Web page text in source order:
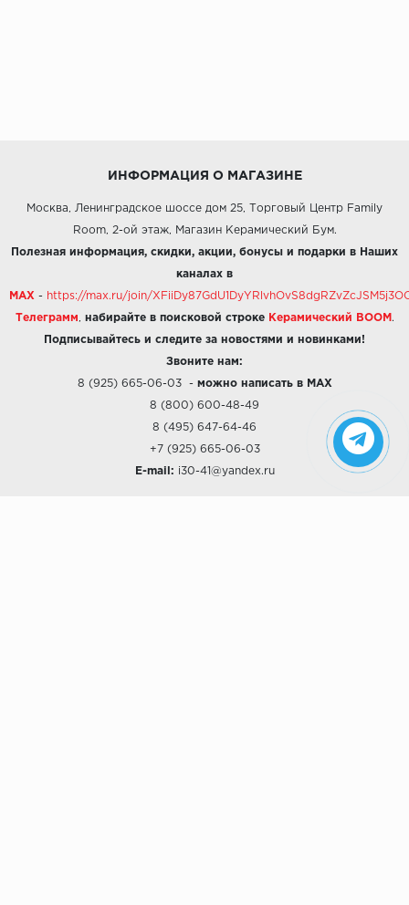
ИНФОРМАЦИЯ О МАГАЗИНЕ
Москва, Ленинградское шоссе дом 25, Торговый Центр Family
Room, 2-ой этаж, Магазин Керамический Бум.
Полезная информация, скидки, акции, бонусы и подарки в Наших
каналах в
MAX - https://max.ru/join/
Телеграмм набирайте в поисковой строке Керамический BOOM .
Подписывайтесь и следите за новостями и новинками!
Звоните нам:
8 (925) 665-06-03- можно написать в MAX
8 (800) 600-48-49
8 (495) 647-64-46
+7 (925) 665-06-03
E-mail: i30-41@yandex.ru